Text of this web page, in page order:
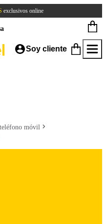
exclusivos online
Soy cliente
móvil